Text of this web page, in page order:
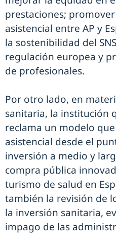
prestaciones;
asistencial entre AP y
la sostenibilidad del
regulación europea y
de profesionales.
Por otro lado, en
sanitaria, la institución
reclama un modelo
asistencial desde el
inversión a medio y
compra pública
turismo de salud en
también la revisión de
la inversión sanitaria,
impago de las